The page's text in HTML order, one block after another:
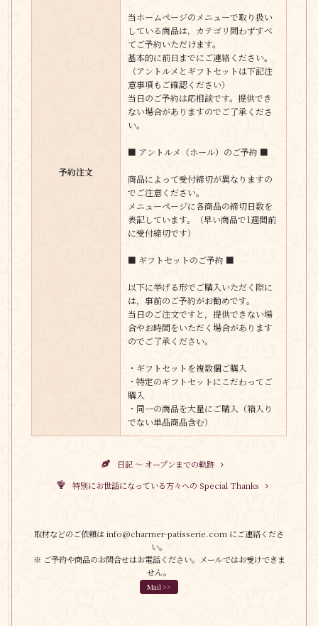
予約注文
当ホームページのメニューで取り扱い
している商品は，カテゴリ問わずすべ
てご予約いただけます。
基本的に前日までにご連絡ください。
（アントルメとギフトセットは下記注
意事項もご確認ください）
当日のご予約は応相談です。提供でき
ない場合がありますのでご了承くださ
い。
■ アントルメ（ホール）のご予約 ■
商品によって受付締切が異なりますの
でご注意ください。
メニューページに各商品の締切日数を
表記しています。（早い商品で1週間前
に受付締切です）
■ ギフトセットのご予約 ■
以下に挙げる形でご購入いただく際に
は，事前のご予約がお勧めです。
当日のご注文ですと，提供できない場
合やお時間をいただく場合があります
のでご了承ください。
・ギフトセットを複数個ご購入
・特定のギフトセットにこだわってご
購入
・同一の商品を大量にご購入（箱入り
でない単品商品含む）
日記 〜 オープンまでの軌跡
特別にお世話になっている方々への Special Thanks
取材などのご依頼は info@charmer-patisserie.com にご連絡くださ
い。
※ ご予約や商品のお問合せはお電話ください。メールではお受けできま
せん。
Mail >>